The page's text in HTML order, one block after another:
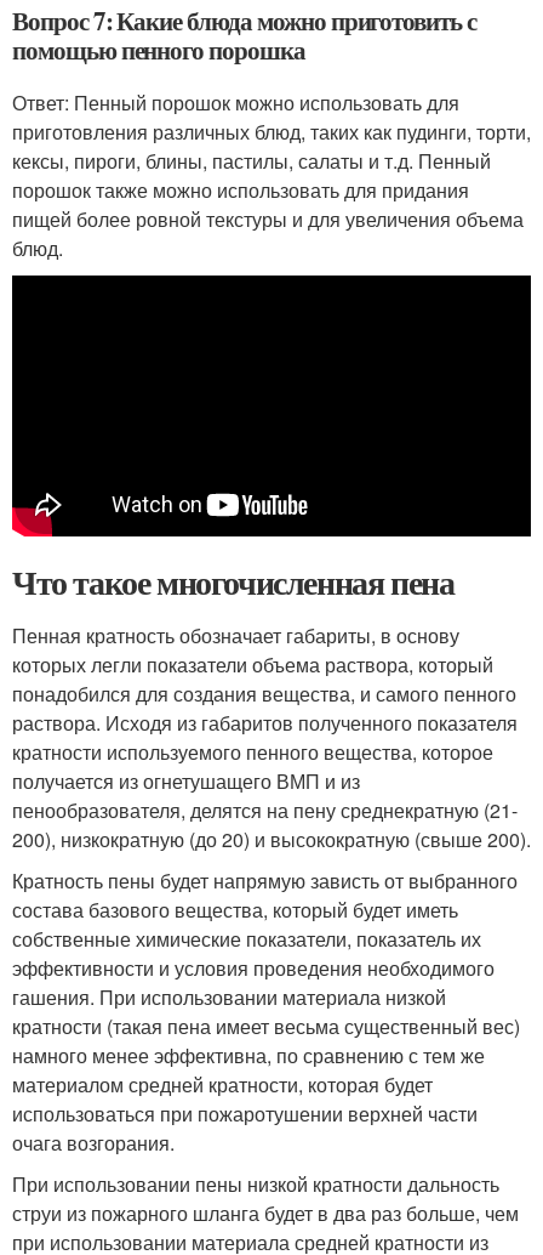
Вопрос 7: Какие блюда можно приготовить с
помощью пенного порошка
Ответ: Пенный порошок можно использовать для
приготовления различных блюд, таких как пудинги, торти,
кексы, пироги, блины, пастилы, салаты и т.д. Пенный
порошок также можно использовать для придания
пищей более ровной текстуры и для увеличения объема
блюд.
Что такое многочисленная пена
Пенная кратность обозначает габариты, в основу
которых легли показатели объема раствора, который
понадобился для создания вещества, и самого пенного
раствора. Исходя из габаритов полученного показателя
кратности используемого пенного вещества, которое
получается из огнетушащего ВМП и из
пенообразователя, делятся на пену среднекратную (21-
200), низкократную (до 20) и высокократную (свыше 200).
Кратность пены будет напрямую зависть от выбранного
состава базового вещества, который будет иметь
собственные химические показатели, показатель их
эффективности и условия проведения необходимого
гашения. При использовании материала низкой
кратности (такая пена имеет весьма существенный вес)
намного менее эффективна, по сравнению с тем же
материалом средней кратности, которая будет
использоваться при пожаротушении верхней части
очага возгорания.
При использовании пены низкой кратности дальность
струи из пожарного шланга будет в два раз больше, чем
при использовании материала средней кратности из